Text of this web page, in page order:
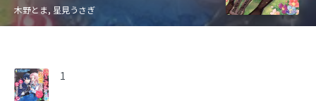
した～（コミック）
木野とま, 星見うさぎ
1